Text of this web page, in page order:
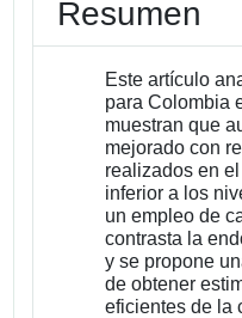
Resumen
Este artículo
para Colombia
muestran que
mejorado con
realizados en
inferior a los
un empleo de
contrasta la
y se propone
de obtener
eficientes de la